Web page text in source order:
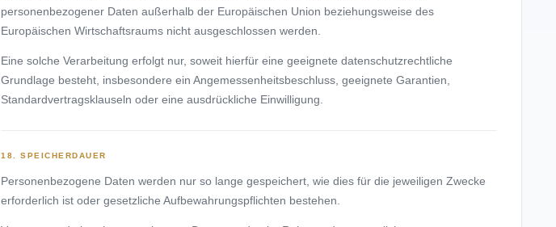
personenbezogener Daten außerhalb der Europäischen Union beziehungsweise des
Europäischen Wirtschaftsraums nicht ausgeschlossen werden.
Eine solche Verarbeitung erfolgt nur, soweit hierfür eine geeignete datenschutzrechtliche
Grundlage besteht, insbesondere ein Angemessenheitsbeschluss, geeignete Garantien,
Standardvertragsklauseln oder eine ausdrückliche Einwilligung.
18. SPEICHERDAUER
Personenbezogene Daten werden nur so lange gespeichert, wie dies für die jeweiligen Zwecke
erforderlich ist oder gesetzliche Aufbewahrungspflichten bestehen.